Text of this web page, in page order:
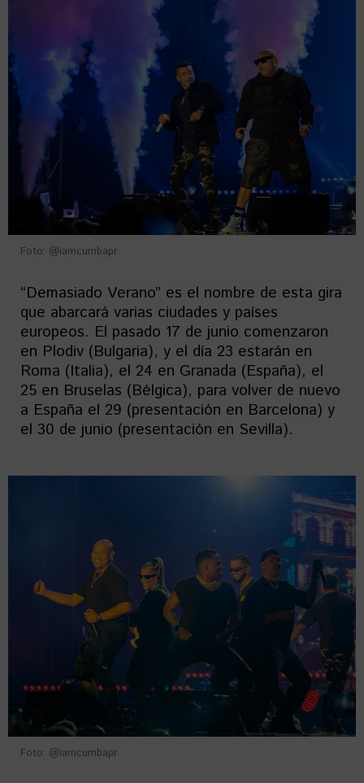
Foto: @iamcumbapr
“Demasiado Verano” es el nombre de esta gira
que abarcará varias ciudades y países
europeos. El pasado 17 de junio comenzaron
en Plodiv (Bulgaria), y el día 23 estarán en
Roma (Italia), el 24 en Granada (España), el
25 en Bruselas (Bélgica), para volver de nuevo
a España el 29 (presentación en Barcelona) y
el 30 de junio (presentación en Sevilla).
Foto: @iamcumbapr